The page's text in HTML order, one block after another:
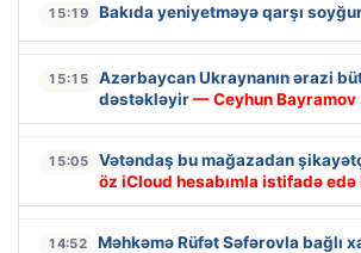
15:19 Bakıda yeniyetməyə qarşı
15:15
Azərbaycan Ukraynanın ərazi
dəstəkləyir— Ceyhun Bayramov
15:05 Vətəndaş bu mağazadan
öz iCloud hesabımla istifadə
14:52 Məhkəmə Rüfət Səfərovla bağlı